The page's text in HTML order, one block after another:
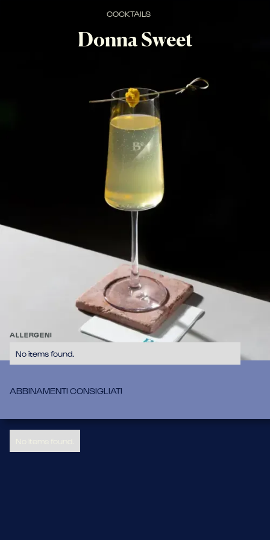
COCKTAILS
Donna Sweet
Drink Low Alcohol celebrativo per la festa della donna con
succo di limone, Franciacorta, Sorbole e Citronella.
Sorbole, succo di limone, citronella, franciacorta
ALLERGENI
No items found.
ABBINAMENTI CONSIGLIATI
No items found.